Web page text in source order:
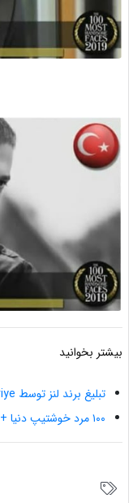
بیشتر بخوانید
تبلیغ برند لنز توسط Fahriye
۱۰۰ مرد خوشتیپ دنیا + عکس